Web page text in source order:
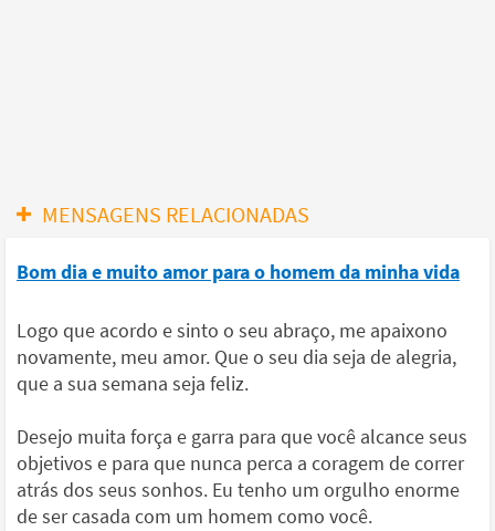
MENSAGENS RELACIONADAS
Bom dia e muito amor para o homem da minha vida
Logo que acordo e sinto o seu abraço, me apaixono
novamente, meu amor. Que o seu dia seja de alegria,
que a sua semana seja feliz.
Desejo muita força e garra para que você alcance seus
objetivos e para que nunca perca a coragem de correr
atrás dos seus sonhos. Eu tenho um orgulho enorme
de ser casada com um homem como você.